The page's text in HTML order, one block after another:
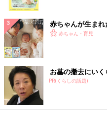
赤ちゃんが生まれ
赤ちゃん・育児
お墓の撤去にい
PR(くらしの話題)